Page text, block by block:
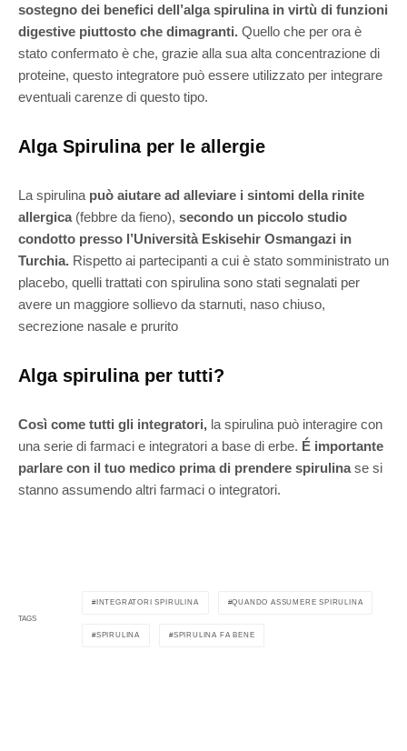
sostegno dei benefici dell’alga spirulina in virtù di funzioni
digestive piuttosto che dimagranti. Quello che per ora è
stato confermato è che, grazie alla sua alta concentrazione di
proteine, questo integratore può essere utilizzato per integrare
eventuali carenze di questo tipo.
Alga Spirulina per le allergie
La spirulina può aiutare ad alleviare i sintomi della rinite
allergica(febbre da fieno), secondo un piccolo studio
condotto presso l’Università Eskisehir Osmangazi in
Turchia. Rispetto ai partecipanti a cui è stato somministrato un
placebo, quelli trattati con spirulina sono stati segnalati per
avere un maggiore sollievo da starnuti, naso chiuso,
secrezione nasale e prurito
Alga spirulina per tutti?
Così come tutti gli integratori, la spirulina può interagire con
una serie di farmaci e integratori a base di erbe. É importante
parlare con il tuo medico prima di prendere spirulinase si
stanno assumendo altri farmaci o integratori.
TAGS
INTEGRATORI SPIRULINA QUANDO ASSUMERE SPIRULINA
SPIRULINA SPIRULINA FA BENE